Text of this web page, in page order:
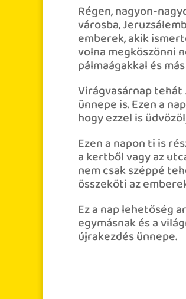
Régen, nagyon-
városba,
emberek, akik
volna megköszönni
pálmaágakkal és
Virágvasárnap tehát
ünnepe is. Ezen a
hogy ezzel is
Ezen a napon ti is
a kertből vagy az
nem csak széppé
összeköti az
Ez a nap lehetőség
egymásnak és a
újrakezdés ünnepe.